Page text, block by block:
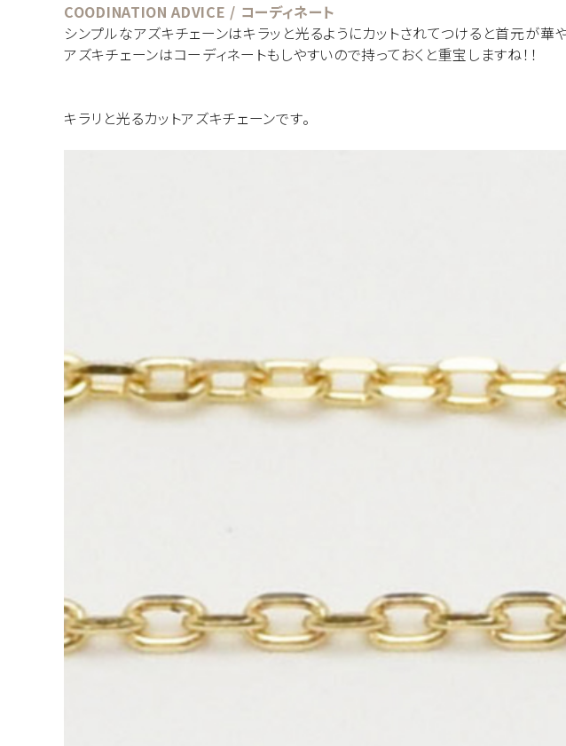
COODINATION ADVICE / コーディネート
シンプルなアズキチェーンはキラッと光るようにカットされてつけると首元が華や
アズキチェーンはコーディネートもしやすいので持っておくと重宝しますね！！
キラリと光るカットアズキチェーンです。